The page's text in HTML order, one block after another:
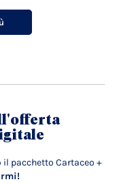
pacchetto Cartaceo +